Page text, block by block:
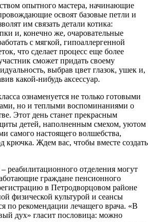
опытного мастера, начинающие
освоят базовые петли и
им связать детали котика:
и, конечно же, очаровательные
с мягкой, гипоаллергенной
что сделает процесс еще более
сможет придать своему
выбрав цвет глазок, ушек и,
какой-нибудь аксессуар.
ознаменуется не только готовыми
но и теплыми воспоминаниями о
Этот день станет прекрасным
детей, наполненным смехом, уютом
самого настоящего волшебства,
крючка. Ждем вас, чтобы вместе создать
реабилитационного отделения могут
граждане пенсионного
в Петродворцовом районе
физической культурой и сеансы
по рекомендации лечащего врача. «В
дух» гласит пословица: можно